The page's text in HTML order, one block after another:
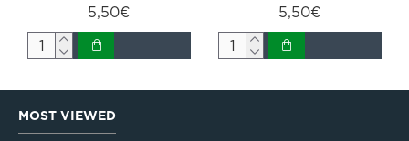
5,50€ 5,50€
MOST VIEWED